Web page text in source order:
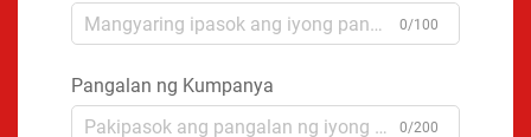
0/100
Pangalan ng Kumpanya
0/200